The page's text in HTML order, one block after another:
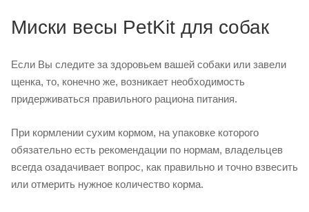
Миски весы PetKit для собак
Если Вы следите за здоровьем вашей собаки или завели
щенка, то, конечно же, возникает необходимость
придерживаться правильного рациона питания.
При кормлении сухим кормом, на упаковке которого
обязательно есть рекомендации по нормам, владельцев
всегда озадачивает вопрос, как правильно и точно взвесить
или отмерить нужное количество корма.